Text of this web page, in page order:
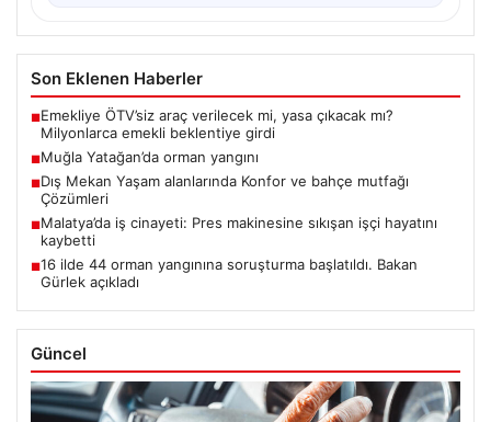
Son Eklenen Haberler
■Emekliye ÖTV’siz araç verilecek mi, yasa çıkacak mı?
Milyonlarca emekli beklentiye girdi
■Muğla Yatağan’da orman yangını
■Dış Mekan Yaşam alanlarında Konfor ve bahçe mutfağı
Çözümleri
■Malatya’da iş cinayeti: Pres makinesine sıkışan işçi hayatını
kaybetti
■16 ilde 44 orman yangınına soruşturma başlatıldı. Bakan
Gürlek açıkladı
Güncel